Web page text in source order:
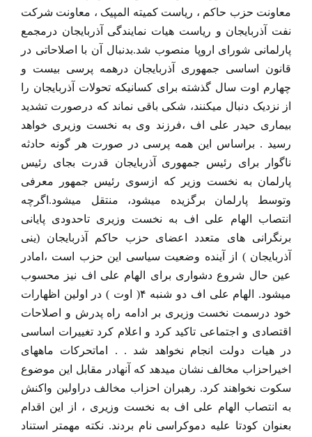
معاونت حزب حاکم ، ریاست کمیته المپیک ، معاونت شرکت
نفت آذربایجان و ریاست هیات نمایندگی آذربایجان درمجمع
پارلمانی شورای اروپا منصوب شد.بدنبال آن با اصلاحاتی در
قانون اساسی جمهوری آذربایجان درهمه پرسی بیست و
چهارم اوت سال گذشته برای کسانیکه تحولات آذربایجان را
از نزدیک دنبال میکنند، شکی باقی نماند که درصورت تشدید
بیماری حیدر علی اف ،فرزند وی به نخست وزیری خواهد
رسید . براساس این همه پرسی در صورت هر گونه حادثه
ناگوار برای رئیس جمهوری آذربایجان قدرت بجای رئیس
پارلمان به نخست وزیر که ازسوی رئیس جمهور معرفی
وتوسط پارلمان برگزیده میشود، منتقل میشود.اگرچه
انتصاب الهام علی اف به نخست وزیری تاحدودی پایانی
برنگرانی های متعدد اعضای حزب حاکم آذربایجان (ینی
آذربایجان ) از آینده وضعیت سیاسی این حزب است ،امادر
عین حال شروع دشواری برای الهام علی اف نیز محسوب
میشود. الهام علی اف دو شنبه ۴( اوت ) در اولین اظهارات
خود درسمت نخست وزیری بر ادامه راه پدرش و اصلاحات
اقتصادی و اجتماعی تاکید کرد و اعلام کرد تغییرات اساسی
در هیات دولت انجام نخواهد شد . . اماتحرکات ماههای
اخیراحزاب مخالف نشان میدهد که آنهادر مقابل این موضوع
سکوت نخواهند کرد. رهبران احزاب مخالف دراولین واکنش
به انتصاب الهام علی اف به نخست وزیری ، از این اقدام
بعنوان کودتا علیه دموکراسی نام بردند. نکته مهمتر استناد